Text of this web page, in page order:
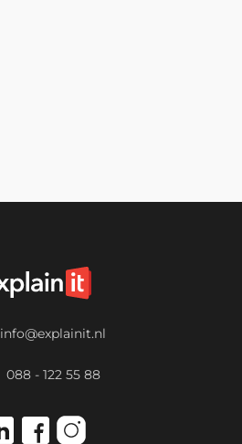
info@explainit.nl
088 - 122 55 88